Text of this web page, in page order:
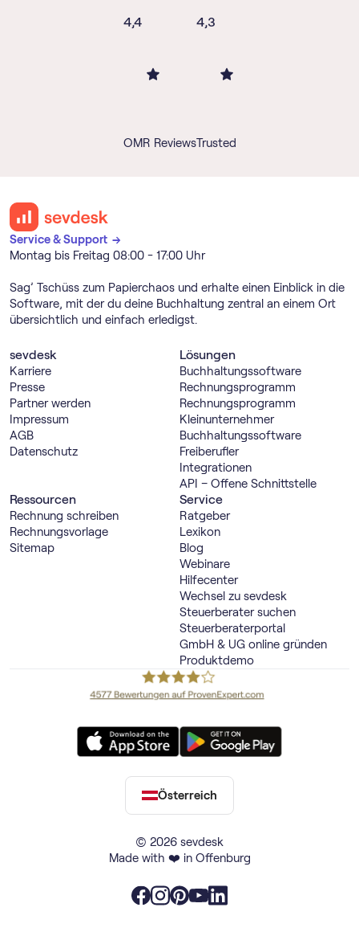
4,4
OMR Reviews
4,3
Trusted
Service & Support →
Montag bis Freitag 08:00 - 17:00 Uhr
Sag’ Tschüss zum Papierchaos und erhalte einen Einblick in die
Software, mit der du deine Buchhaltung zentral an einem Ort
übersichtlich und einfach erledigst.
sevdesk
Karriere
Presse
Partner werden
Impressum
AGB
Datenschutz
Lösungen
Buch­haltungs­software
Rechnungs­programm
Rechnungs­programm
Kleinunternehmer
Buch­haltungs­software
Freiberufler
Integrationen
API – Offene Schnittstelle
Ressourcen
Rechnung schreiben
Rechnungsvorlage
Sitemap
Service
Ratgeber
Lexikon
Blog
Webinare
Hilfecenter
Wechsel zu sevdesk
Steuerberater suchen
Steuerberaterportal
GmbH & UG online gründen
Produktdemo
© 2026 sevdesk
Made with ❤️ in Offenburg
Österreich